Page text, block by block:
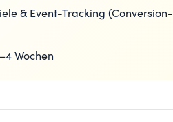
& Event-Tracking (Conversion-
Wochen